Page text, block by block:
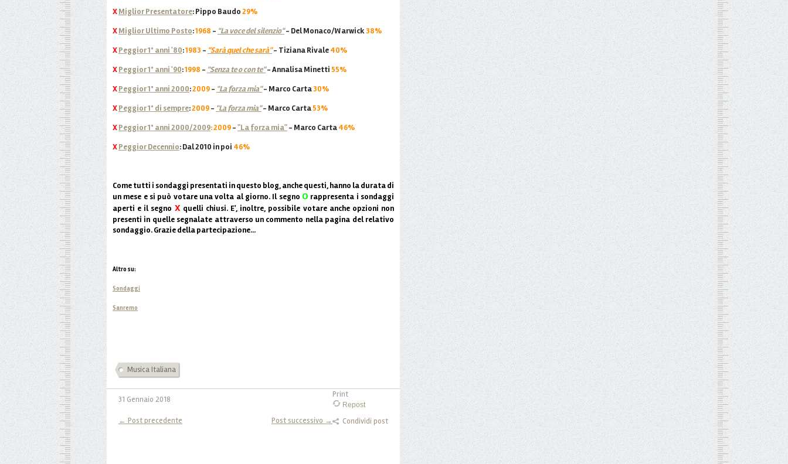
XMiglior Presentatore:Pippo Baudo29%
XMiglior Ultimo Posto:1968 - "La voce del silenzio"- Del Monaco/Warwick38%
XPeggior 1° anni '80:1983 - "Sarà quel che sarà"- Tiziana Rivale40%
XPeggior 1° anni '90:1998 - "Senza te o con te"- Annalisa Minetti55%
XPeggior 1° anni 2000:2009- "La forza mia"- Marco Carta30%
XPeggior 1° di sempre:2009- "La forza mia"- Marco Carta53%
XPeggior 1° anni 2000/2009: 2009-"La forza mia"- Marco Carta46%
XPeggior Decennio: Dal 2010 in poi 46%
Come tutti i sondaggi presentati in questo blog, anche questi, hanno la durata di
un mese e si può votare una volta al giorno. Il segno O rappresenta i sondaggi
aperti e il segno Xquelli chiusi. E', inoltre, possibile votare anche opzioni non
presenti in quelle segnalate attraverso un commento nella pagina del relativo
sondaggio. Grazie della partecipazione...
Altro su:
Sondaggi
Sanremo
Musica Italiana
31 Gennaio 2018
Print
Repost
Condividi post
← Post precedente Post successivo →